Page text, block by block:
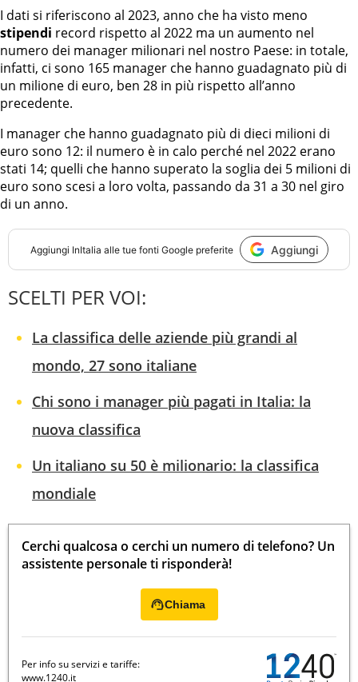
I dati si riferiscono al 2023, anno che ha visto meno
stipendi record rispetto al 2022 ma un aumento nel
numero dei manager milionari nel nostro Paese: in totale,
infatti, ci sono 165 manager che hanno guadagnato più di
un milione di euro, ben 28 in più rispetto all’anno
precedente.
I manager che hanno guadagnato più di dieci milioni di
euro sono 12: il numero è in calo perché nel 2022 erano
stati 14; quelli che hanno superato la soglia dei 5 milioni di
euro sono scesi a loro volta, passando da 31 a 30 nel giro
di un anno.
Aggiungi InItalia alle tue fonti Google preferite Aggiungi
SCELTI PER VOI:
La classifica delle aziende più grandi al
mondo, 27 sono italiane
Chi sono i manager più pagati in Italia: la
nuova classifica
Un italiano su 50 è milionario: la classifica
mondiale
Cerchi qualcosa o cerchi un numero di telefono? Un
assistente personale ti risponderà!
Chiama
Per info su servizi e tariffe:
www.1240.it